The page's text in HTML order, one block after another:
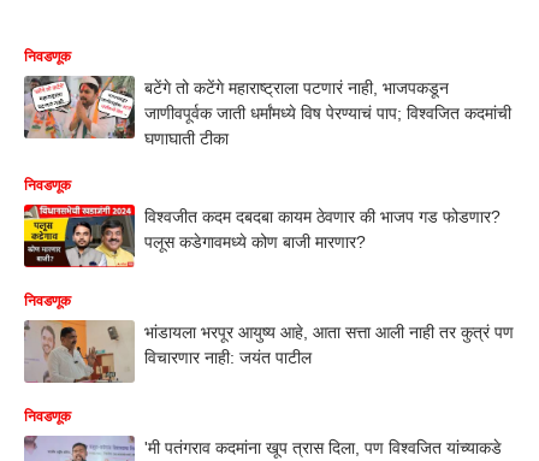
निवडणूक
बटेंगे तो कटेंगे महाराष्ट्राला पटणारं नाही, भाजपकडून
जाणीवपूर्वक जाती धर्मांमध्ये विष पेरण्याचं पाप; विश्वजित कदमांची
घणाघाती टीका
निवडणूक
विश्वजीत कदम दबदबा कायम ठेवणार की भाजप गड फोडणार?
पलूस कडेगावमध्ये कोण बाजी मारणार?
निवडणूक
भांडायला भरपूर आयुष्य आहे, आता सत्ता आली नाही तर कुत्रं पण
विचारणार नाही: जयंत पाटील
निवडणूक
'मी पतंगराव कदमांना खूप त्रास दिला, पण विश्वजित यांच्याकडे